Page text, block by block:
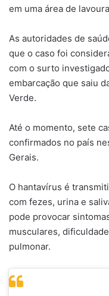
em uma área de
As autoridades de
que o caso foi
com o surto
embarcação que saiu
Verde.
Até o momento, sete
confirmados no país
Gerais.
O hantavírus é
com fezes, urina e
pode provocar
musculares,
pulmonar.